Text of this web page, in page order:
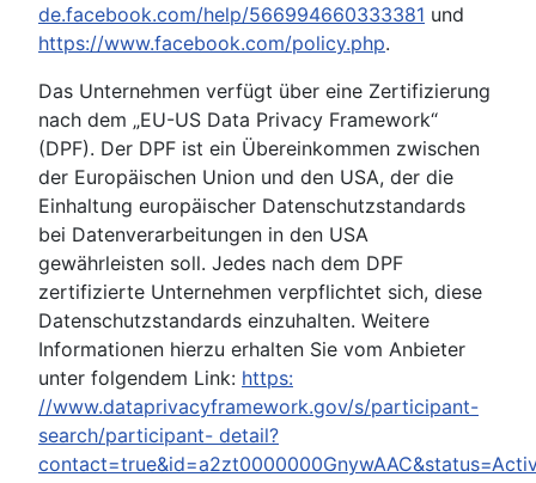
de.facebook.com/help/566994660333381 und
https://www.facebook.com/policy.php.
Das Unternehmen verfügt über eine Zertifizierung
nach dem „EU-US Data Privacy Framework“
(DPF). Der DPF ist ein Übereinkommen zwischen
der Europäischen Union und den USA, der die
Einhaltung europäischer Datenschutzstandards
bei Datenverarbeitungen in den USA
gewährleisten soll. Jedes nach dem DPF
zertifizierte Unternehmen verpflichtet sich, diese
Datenschutzstandards einzuhalten. Weitere
Informationen hierzu erhalten Sie vom Anbieter
unter folgendem Link: https:
//www.dataprivacyframework.gov/s/participant-
search/participant- detail?